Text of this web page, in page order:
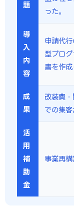
題
った。
導
入
内
容
申請代
型プロ
書を作成
成
果
改装費
での集客
活
用
補
助
金
事業再